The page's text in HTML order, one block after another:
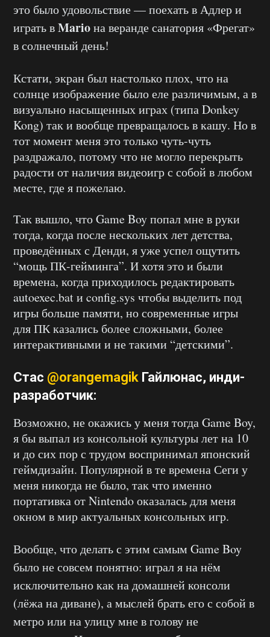
это было удовольствие — поехать в Адлер и
играть вMarioна веранде санатория «Фрегат»
в солнечный день!
Кстати, экран был настолько плох, что на
солнце изображение было еле различимым, а в
визуально насыщенных играх (типа Donkey
Kong) так и вообще превращалось в кашу. Но в
тот момент меня это только чуть-чуть
раздражало, потому что не могло перекрыть
радости от наличия видеоигр с собой в любом
месте, где я пожелаю.
Так вышло, что Game Boy попал мне в руки
тогда, когда после нескольких лет детства,
проведённых с Денди, я уже успел ощутить
“мощь ПК-гейминга”. И хотя это и были
времена, когда приходилось редактировать
autoexec.bat и config.sys чтобы выделить под
игры больше памяти, но современные игры
для ПК казались более сложными, более
интерактивными и не такими “детскими”.
Стас @orangemagik Гайлюнас, инди-
разработчик:
Возможно, не окажись у меня тогда Game Boy,
я бы выпал из консольной культуры лет на 10
и до сих пор с трудом воспринимал японский
геймдизайн. Популярной в те времена Сеги у
меня никогда не было, так что именно
портативка от Nintendo оказалась для меня
окном в мир актуальных консольных игр.
Вообще, что делать с этим самым Game Boy
было не совсем понятно: играл я на нём
исключительно как на домашней консоли
(лёжа на диване), а мыслей брать его с собой в
метро или на улицу мне в голову не